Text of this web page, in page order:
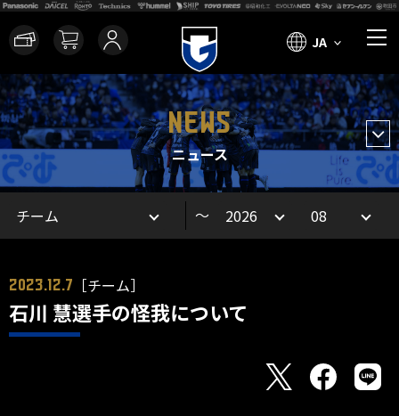
JA
NEWS
ニュース
～
2023.12.7 ［チーム］
石川 慧選手の怪我について